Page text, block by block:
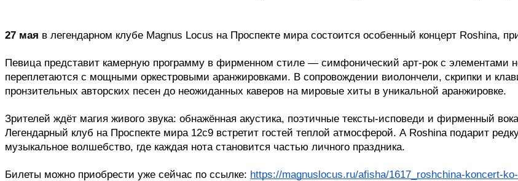
27 мая в легендарном клубе Magnus Locus на Проспекте мира состоится особенный концерт Roshina,
Певица представит камерную программу в фирменном стиле — симфонический арт-рок с элементами
переплетаются с мощными оркестровыми аранжировками. В сопровождении виолончели, скрипки и
пронзительных авторских песен до неожиданных каверов на мировые хиты в уникальной аранжировке.
Зрителей ждёт магия живого звука: обнажённая акустика, поэтичные тексты-исповеди и фирменный
Легендарный клуб на Проспекте мира 12с9 встретит гостей теплой атмосферой. А Roshina подарит
музыкальное волшебство, где каждая нота становится частью личного праздника.
Билеты можно приобрести уже сейчас по ссылке: https://magnuslocus.ru/afisha/1617_roshchina-koncert-